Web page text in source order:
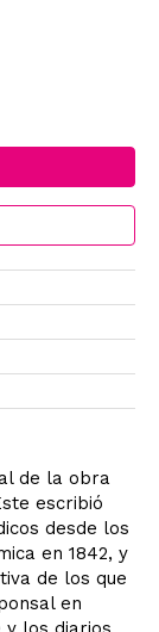
de la obra
escribió
desde los
en 1842, y
de los que
en